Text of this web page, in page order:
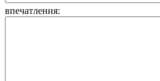
впечатления: